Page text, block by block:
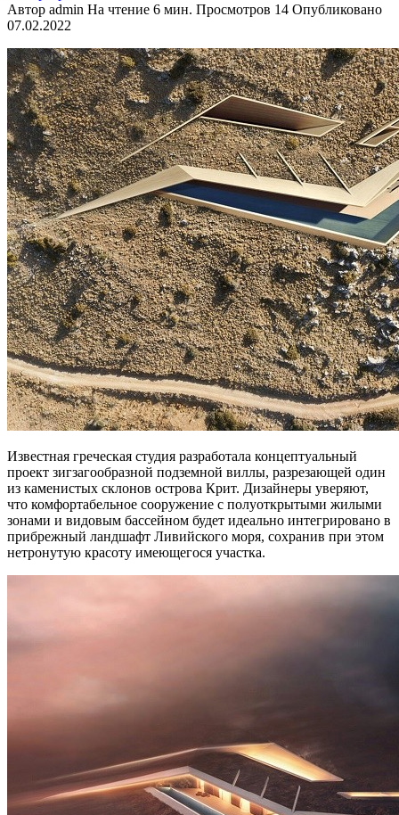
Автор admin На чтение 6 мин. Просмотров 14 Опубликовано
07.02.2022
Известная греческая студия разработала концептуальный
проект зигзагообразной подземной виллы, разрезающей один
из каменистых склонов острова Крит. Дизайнеры уверяют,
что комфортабельное сооружение с полуоткрытыми жилыми
зонами и видовым бассейном будет идеально интегрировано в
прибрежный ландшафт Ливийского моря, сохранив при этом
нетронутую красоту имеющегося участка.